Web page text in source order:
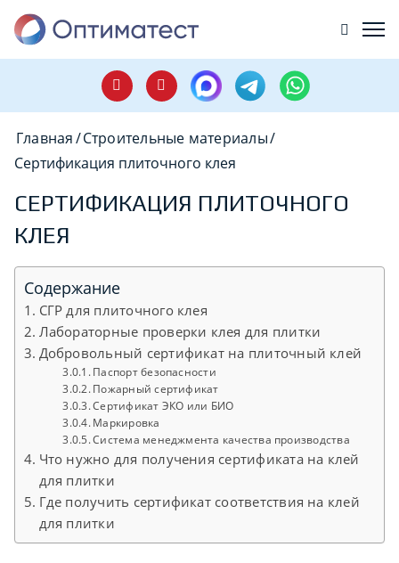
Главная/Строительные материалы/
Сертификация плиточного клея
СЕРТИФИКАЦИЯ ПЛИТОЧНОГО
КЛЕЯ
Содержание
СГР для плиточного клея
Лабораторные проверки клея для плитки
Добровольный сертификат на плиточный клей
Паспорт безопасности
Пожарный сертификат
Сертификат ЭКО или БИО
Маркировка
Система менеджмента качества производства
Что нужно для получения сертификата на клей
для плитки
Где получить сертификат соответствия на клей
для плитки